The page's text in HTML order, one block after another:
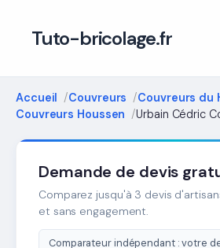
Tuto-bricolage.fr
Accueil Couvreurs
Couvreurs du
Couvreurs Houssen
Urbain Cédric
Demande de devis
Comparez jusqu'à 3 devis
et sans engagement.
Comparateur indépendant : votre